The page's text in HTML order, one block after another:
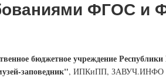
ФГОС и
бюджетное учреждение
заповедник", ИПКиПП, ЗАВУЧ.ИНФО